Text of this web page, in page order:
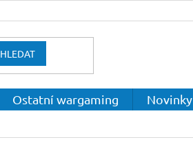
HLEDAT
Ostatní wargaming Novinky